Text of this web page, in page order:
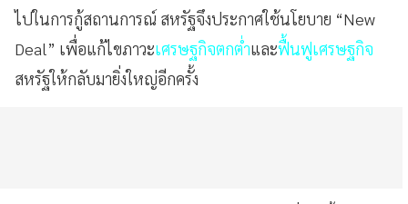
ไปในการกู้สถานการณ์ สหรัฐจึงประกาศใช้นโยบาย “New
Deal” เพื่อแก้ไขภาวะเศรษฐกิจตกต่ำและฟื้นฟูเศรษฐกิจ
สหรัฐให้กลับมายิ่งใหญ่อีกครั้ง